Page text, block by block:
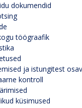
dokumendid
töögraafik
ja istungitest
kontroll
küsimused